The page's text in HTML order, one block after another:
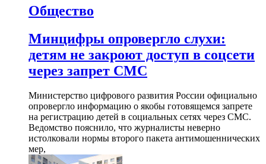
Общество
Минцифры опровергло слухи:
детям не закроют доступ в соцсети
через запрет СМС
Министерство цифрового развития России официально
опровергло информацию о якобы готовящемся запрете
на регистрацию детей в социальных сетях через СМС.
Ведомство пояснило, что журналисты неверно
истолковали нормы второго пакета антимошеннических
мер,